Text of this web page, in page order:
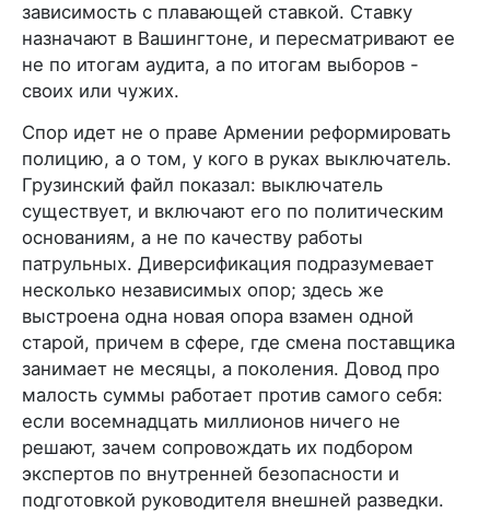
зависимость с плавающей ставкой. Ставку
назначают в Вашингтоне, и пересматривают ее
не по итогам аудита, а по итогам выборов -
своих или чужих.
Спор идет не о праве Армении реформировать
полицию, а о том, у кого в руках выключатель.
Грузинский файл показал: выключатель
существует, и включают его по политическим
основаниям, а не по качеству работы
патрульных. Диверсификация подразумевает
несколько независимых опор; здесь же
выстроена одна новая опора взамен одной
старой, причем в сфере, где смена поставщика
занимает не месяцы, а поколения. Довод про
малость суммы работает против самого себя:
если восемнадцать миллионов ничего не
решают, зачем сопровождать их подбором
экспертов по внутренней безопасности и
подготовкой руководителя внешней разведки.